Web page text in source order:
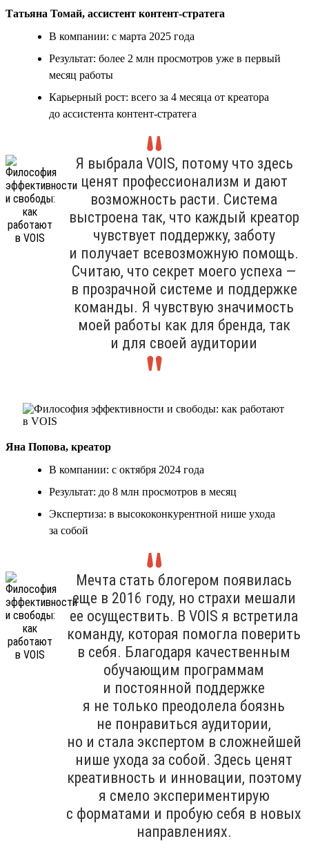
Татьяна Томай, ассистент контент-стратега
В компании: с марта 2025 года
Результат: более 2 млн просмотров уже в первый
месяц работы
Карьерный рост: всего за 4 месяца от креатора
до ассистента контент-стратега
Я выбрала VOIS, потому что здесь
ценят профессионализм и дают
возможность расти. Система
выстроена так, что каждый креатор
чувствует поддержку, заботу
и получает всевозможную помощь.
Считаю, что секрет моего успеха —
в прозрачной системе и поддержке
команды. Я чувствую значимость
моей работы как для бренда, так
и для своей аудитории
Яна Попова, креатор
В компании: с октября 2024 года
Результат: до 8 млн просмотров в месяц
Экспертиза: в высококонкурентной нише ухода
за собой
Мечта стать блогером появилась
еще в 2016 году, но страхи мешали
ее осуществить. В VOIS я встретила
команду, которая помогла поверить
в себя. Благодаря качественным
обучающим программам
и постоянной поддержке
я не только преодолела боязнь
не понравиться аудитории,
но и стала экспертом в сложнейшей
нише ухода за собой. Здесь ценят
креативность и инновации, поэтому
я смело экспериментирую
с форматами и пробую себя в новых
направлениях.